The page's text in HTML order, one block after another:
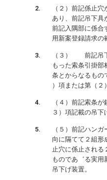
（２）前記係止
あり、前記吊下具
前記入隅部に係合
用新案登録請求の
（３） 前記吊
もった索条引掛部
条とからなるもの
）項または第（２
（４）前記索条
３）項記載の吊下
（５）前記ハン
向に隔てて２組形
止穴に係止される
ものであ゛る実用
吊下げ装置。